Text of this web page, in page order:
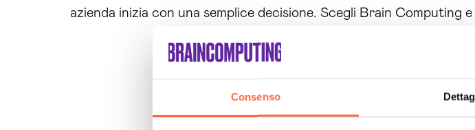
Consenso
azienda inizia con una semplice decisione. Scegli Brain Computing